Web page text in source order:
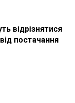
відрізнятися
постачання